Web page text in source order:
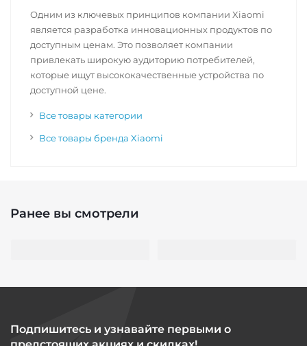
Одним из ключевых принципов компании Xiaomi
является разработка инновационных продуктов по
доступным ценам. Это позволяет компании
привлекать широкую аудиторию потребителей,
которые ищут высококачественные устройства по
доступной цене.
Все товары категории
Все товары бренда Xiaomi
Ранее вы смотрели
Подпишитесь и узнавайте первыми о